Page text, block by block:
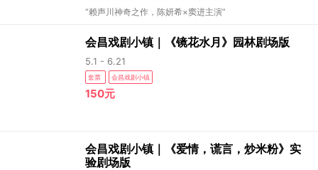
“赖声川神奇之作，陈妍希×窦进主演”
会昌戏剧小镇｜《镜花水月》园林剧场版
5.1 - 6.21
套票 会昌戏剧小镇
150元
会昌戏剧小镇｜《爱情，谎言，炒米粉》实
验剧场版